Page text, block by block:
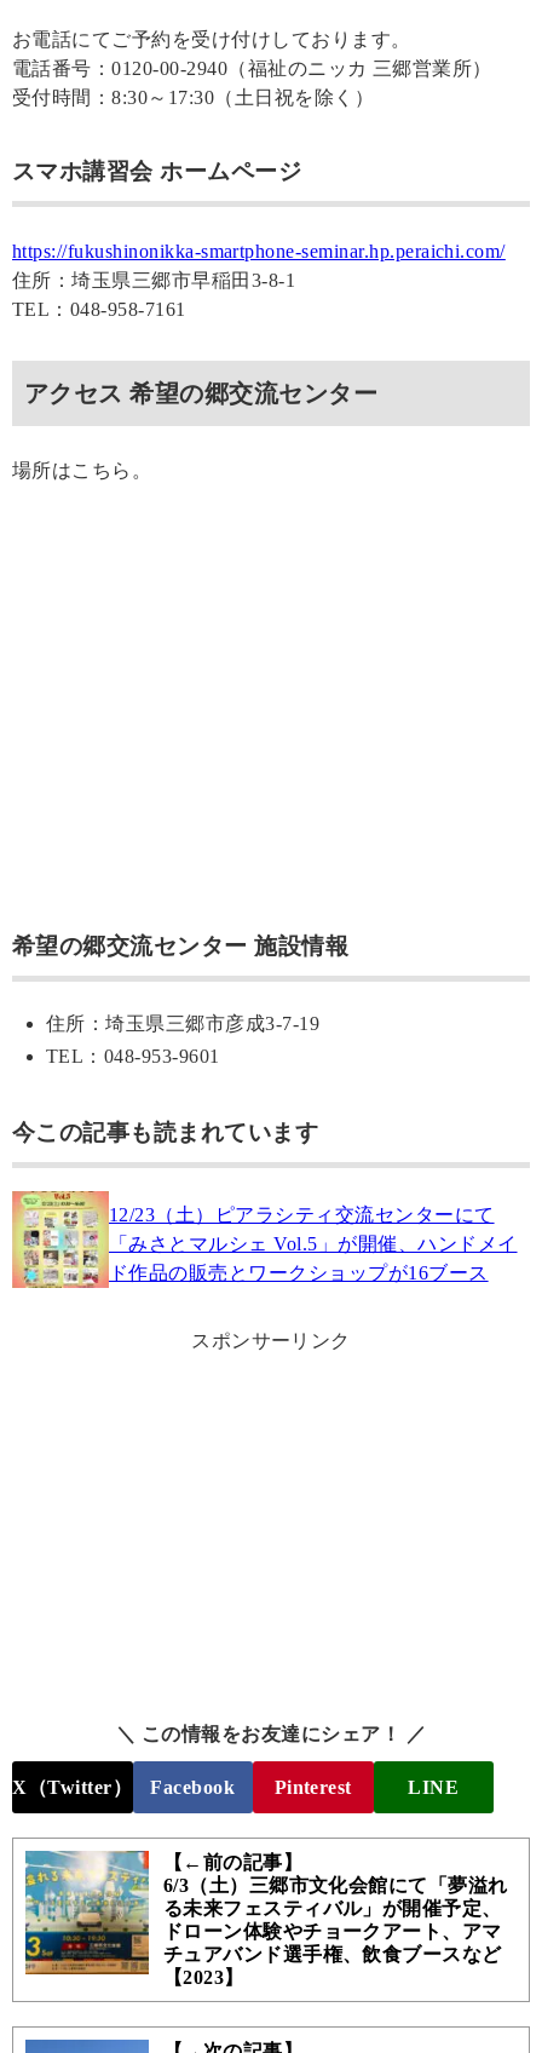
お電話にてご予約を受け付けしております。
電話番号：0120-00-2940（福祉のニッカ 三郷営業所）
受付時間：8:30～17:30（土日祝を除く）
スマホ講習会 ホームページ
https://fukushinonikka-smartphone-seminar.hp.peraichi.com/
住所：埼玉県三郷市早稲田3-8-1
TEL：048-958-7161
アクセス 希望の郷交流センター
場所はこちら。
希望の郷交流センター 施設情報
住所：埼玉県三郷市彦成3-7-19
TEL：048-953-9601
今この記事も読まれています
12/23（土）ピアラシティ交流センターにて
「みさとマルシェ Vol.5」が開催、ハンドメイ
ド作品の販売とワークショップが16ブース
スポンサーリンク
＼ この情報をお友達にシェア！ ／
X（Twitter） Facebook Pinterest LINE
【←前の記事】
6/3（土）三郷市文化会館にて「夢溢れ
る未来フェスティバル」が開催予定、
ドローン体験やチョークアート、アマ
チュアバンド選手権、飲食ブースなど
【2023】